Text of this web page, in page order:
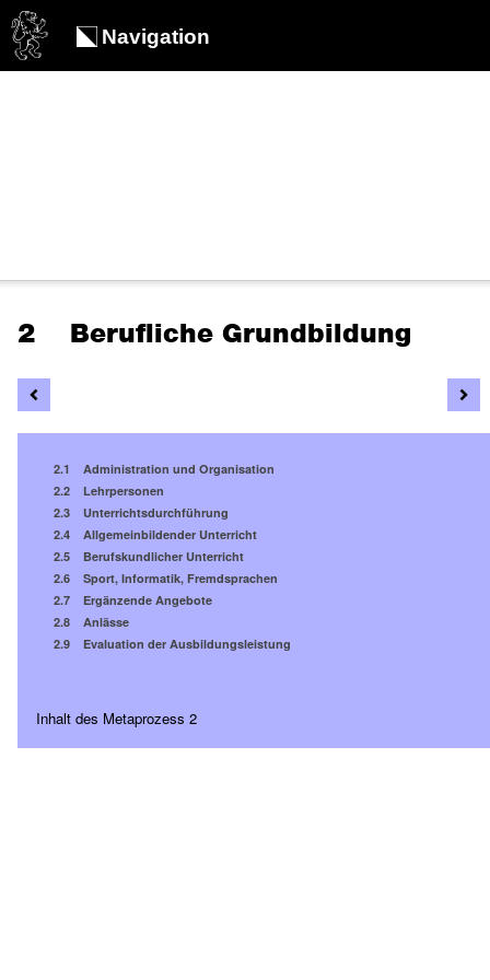
Navigation
2 Berufliche Grundbildung
2.1 Administration und Organisation
2.2 Lehrpersonen
2.3 Unterrichtsdurchführung
2.4 Allgemeinbildender Unterricht
2.5 Berufskundlicher Unterricht
2.6 Sport, Informatik, Fremdsprachen
2.7 Ergänzende Angebote
2.8 Anlässe
2.9 Evaluation der Ausbildungsleistung
Inhalt des Metaprozess 2